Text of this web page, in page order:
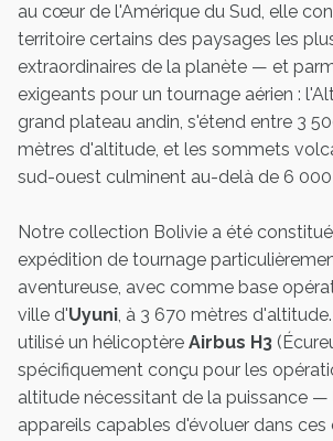
au cœur de l'Amérique du Sud, elle
territoire certains des paysages les
extraordinaires de la planète — et
exigeants pour un tournage aérien :
grand plateau andin, s'étend entre 3
mètres d'altitude, et les sommets
sud-ouest culminent au-delà de 6
Notre collection Bolivie a été
expédition de tournage
aventureuse, avec comme base
ville d'Uyuni, à 3 670 mètres
utilisé un hélicoptère Airbus H3
spécifiquement conçu pour les
altitude nécessitant de la puissance —
appareils capables d'évoluer dans ces